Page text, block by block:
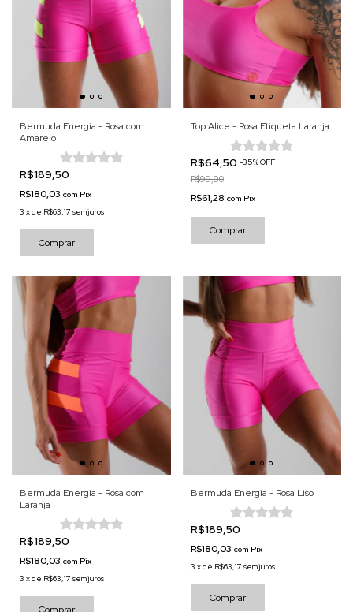
Bermuda Energia - Rosa com
Amarelo
R$189,50
R$180,03 com Pix
3 xde R$63,17 sem juros
Comprar
Top Alice - Rosa Etiqueta Laranja
R$64,50 -35%OFF
R$99,90
R$61,28 com Pix
Comprar
Bermuda Energia - Rosa com
Laranja
R$189,50
R$180,03 com Pix
3 xde R$63,17 sem juros
Bermuda Energia - Rosa Liso
R$189,50
R$180,03 com Pix
3 xde R$63,17 sem juros
Comprar